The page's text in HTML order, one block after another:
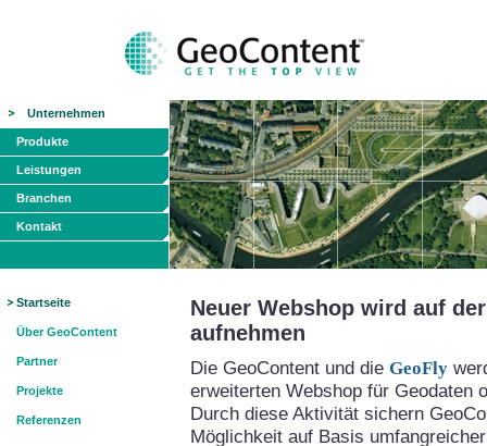
Unternehmen
Produkte
Leistungen
Branchen
Kontakt
Startseite
Über GeoContent
Partner
Projekte
Referenzen
Neuer Webshop wird auf
aufnehmen
Die GeoContent und die GeoFly
erweiterten Webshop für Geodaten
Durch diese Aktivität sichern
Möglichkeit auf Basis